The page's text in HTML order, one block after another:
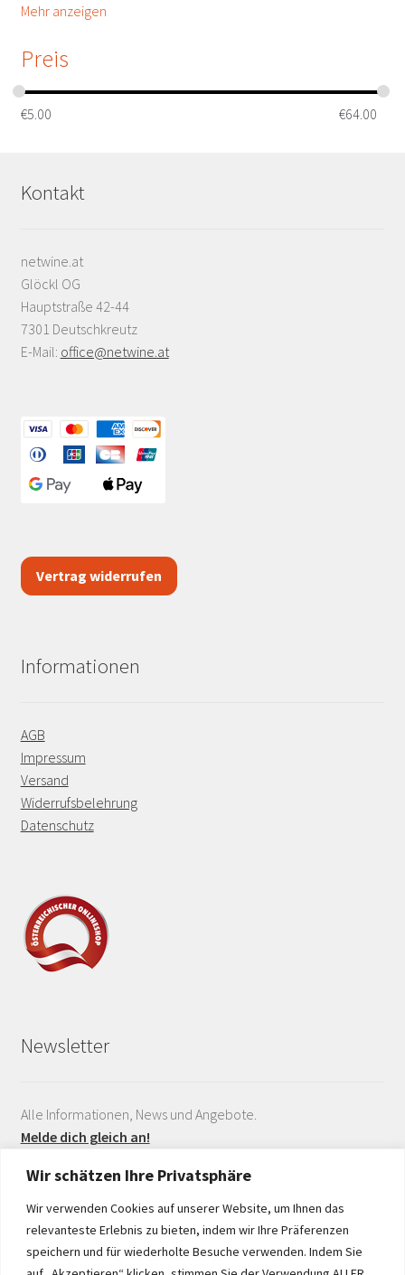
Wir schätzen Ihre Privatsphäre
Wir verwenden Cookies auf unserer Website, um Ihnen das
relevanteste Erlebnis zu bieten, indem wir Ihre Präferenzen
speichern und für wiederholte Besuche verwenden. Indem Sie
Mehr anzeigen
Preis
€5.00 €64.00
Kontakt
netwine.at
Glöckl OG
Hauptstraße 42-44
7301 Deutschkreutz
E-Mail: office@netwine.at
Vertrag widerrufen
Informationen
AGB
Impressum
Versand
Widerrufsbelehrung
Datenschutz
Newsletter
Alle Informationen, News und Angebote.
Melde dich gleich an!